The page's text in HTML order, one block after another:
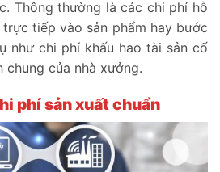
Thông thường là các chi phí hỗ
tiếp vào sản phẩm hay bước
như chi phí khấu hao tài sản cố
chung của nhà xưởng.
phí sản xuất chuẩn